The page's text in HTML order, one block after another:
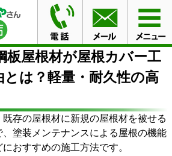
バリウム鋼板屋根材が屋根カバー工
量・耐久性の高さが魅力！
板屋根材が屋根カバー工
は？軽量・耐久性の高
既存の屋根材に新規の屋根材を被せる
塗装メンテナンスによる屋根の機能
おすすめの施工方法です。